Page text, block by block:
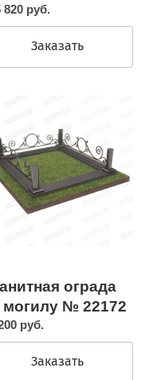
820 руб.
Заказать
ограда
могилу № 22172
руб.
Заказать